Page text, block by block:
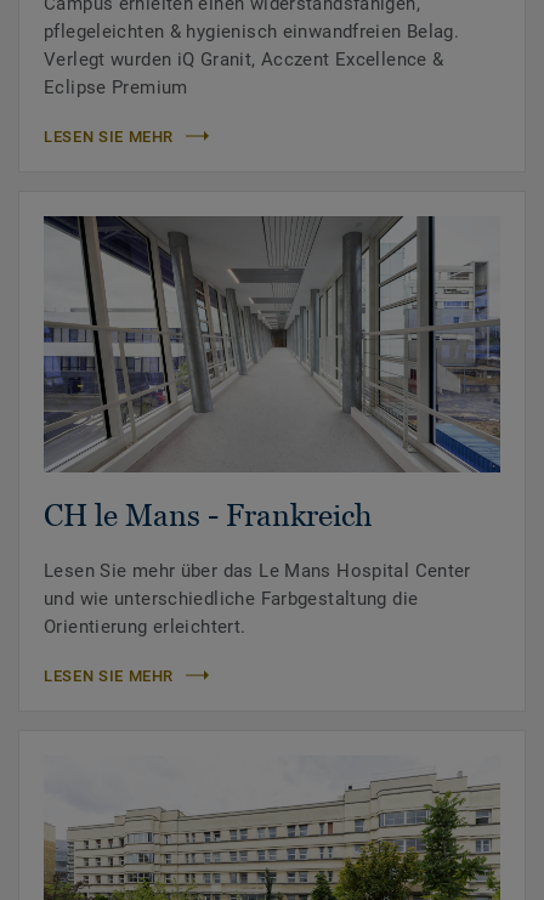
pflegeleichten & hygienisch einwandfreien Belag.
Verlegt wurden iQ Granit, Acczent Excellence &
Eclipse Premium
LESEN SIE MEHR
CH le Mans - Frankreich
Lesen Sie mehr über das Le Mans Hospital Center
und wie unterschiedliche Farbgestaltung die
Orientierung erleichtert.
LESEN SIE MEHR